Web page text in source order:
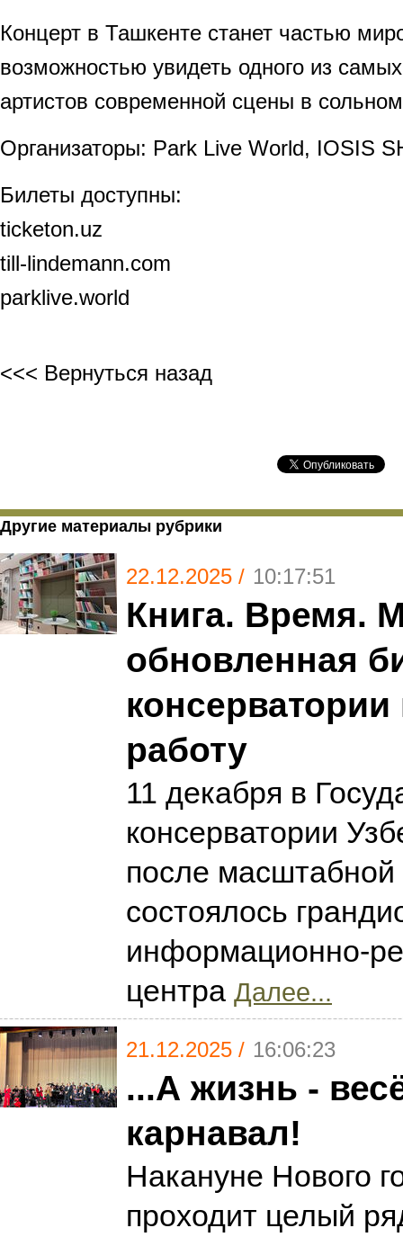
Концерт в Ташкенте станет частью
возможностью увидеть одного из
артистов современной сцены в
Организаторы: Park Live World, IOSIS
Билеты доступны:
ticketon.uz
till-lindemann.com
parklive.world
<<< Вернуться назад
Другие материалы рубрики
22.12.2025 / 10:17:51
Книга. Время.
обновленная
консерватории
работу
11 декабря в
консерватории
после масштабной
состоялось
информационно-
центра Далее...
21.12.2025 / 16:06:23
...А жизнь -
карнавал!
Накануне Нового
проходит целый